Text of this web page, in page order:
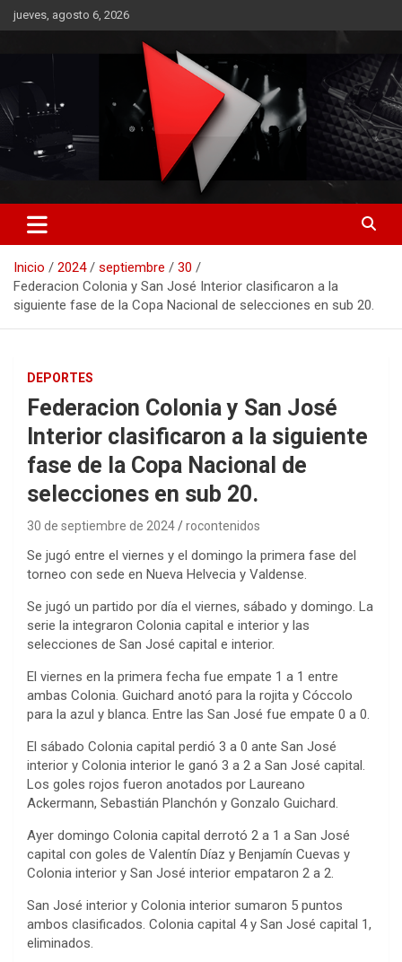
Saltar
al
jueves, agosto 6, 2026
RO CONTENIDOS
Inicio 2024 septiembre
30
Federacion Colonia y San José Interior clasificaron a la
siguiente fase de la Copa Nacional de selecciones en sub 20.
DEPORTES
Federacion Colonia y San José
Interior clasificaron a la siguiente
fase de la Copa Nacional de
selecciones en sub 20.
30 de septiembre de 2024 rocontenidos
Se jugó entre el viernes y el domingo la primera fase del
torneo con sede en Nueva Helvecia y Valdense.
Se jugó un partido por día el viernes, sábado y domingo. La
serie la integraron Colonia capital e interior y las
selecciones de San José capital e interior.
El viernes en la primera fecha fue empate 1 a 1 entre
ambas Colonia. Guichard anotó para la rojita y Cóccolo
para la azul y blanca. Entre las San José fue empate 0 a 0.
El sábado Colonia capital perdió 3 a 0 ante San José
interior y Colonia interior le ganó 3 a 2 a San José capital.
Los goles rojos fueron anotados por Laureano
Ackermann, Sebastián Planchón y Gonzalo Guichard.
Ayer domingo Colonia capital derrotó 2 a 1 a San José
capital con goles de Valentín Díaz y Benjamín Cuevas y
Colonia interior y San José interior empataron 2 a 2.
San José interior y Colonia interior sumaron 5 puntos
ambos clasificados. Colonia capital 4 y San José capital 1,
eliminados.